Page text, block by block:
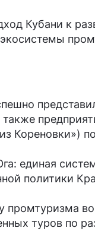
Кубани к
Кореновки»)
единая
политики
промтуризма
туров по